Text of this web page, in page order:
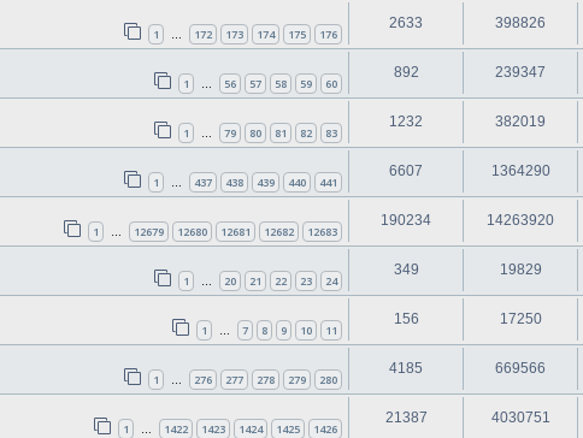
1 … 172 173 174 175 176
2633 398826
1 … 56 57 58 59 60
892 239347
1 … 79 80 81 82 83
1232 382019
1 … 437 438 439 440 441
6607 1364290
1 … 12679 12680 12681 12682 12683
190234 14263920
1 … 20 21 22 23 24
349 19829
1 … 7 8 9 10 11
156 17250
1 … 276 277 278 279 280
4185 669566
1 … 1422 1423 1424 1425 1426
21387 4030751